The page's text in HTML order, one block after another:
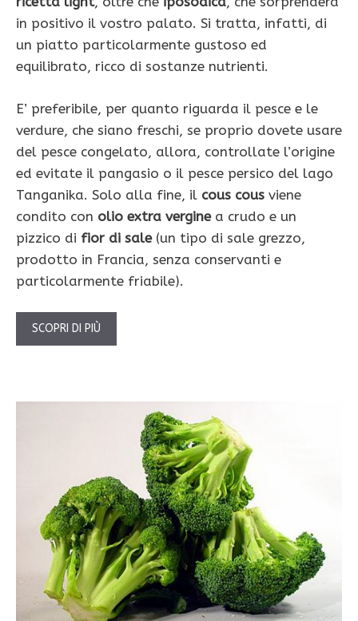
in positivo il vostro palato. Si tratta, infatti, di
un piatto particolarmente gustoso ed
equilibrato, ricco di sostanze nutrienti.
E’ preferibile, per quanto riguarda il pesce e le
verdure, che siano freschi, se proprio dovete usare
del pesce congelato, allora, controllate l’origine
ed evitate il pangasio o il pesce persico del lago
Tanganika. Solo alla fine, il cous cous viene
condito con olio extra verginea crudo e un
pizzico di fior di sale(un tipo di sale grezzo,
prodotto in Francia, senza conservanti e
particolarmente friabile).
SCOPRI DI PIÙ